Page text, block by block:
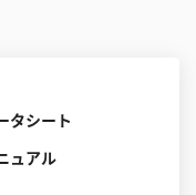
タシート
ュアル